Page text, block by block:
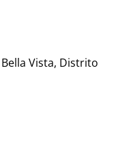
Bella Vista, Distrito